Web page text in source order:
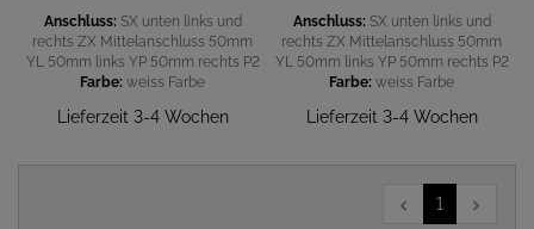
Anschluss: SX unten links und
rechts ZX Mittelanschluss 50mm
YL 50mm links YP 50mm rechts P2
Farbe: weiss Farbe
Lieferzeit 3-4 Wochen
Anschluss: SX unten links und
rechts ZX Mittelanschluss 50mm
YL 50mm links YP 50mm rechts P2
Farbe: weiss Farbe
Lieferzeit 3-4 Wochen
1